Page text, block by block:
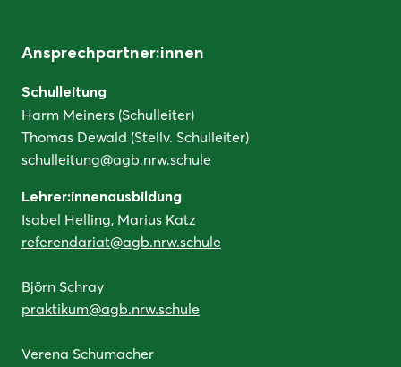
Ansprechpartner:innen
Schulleitung
Harm Meiners (Schulleiter)
Thomas Dewald (Stellv. Schulleiter)
schulleitung@agb.nrw.schule
Lehrer:innenausbildung
Isabel Helling, Marius Katz
referendariat@agb.nrw.schule
Björn Schray
praktikum@agb.nrw.schule
Verena Schumacher